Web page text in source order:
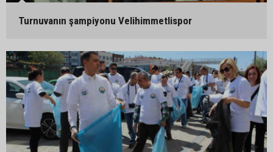
Turnuvanın şampiyonu Velihimmetlispor